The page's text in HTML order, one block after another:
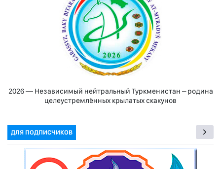
2026 — Независимый нейтральный Туркменистан – родина
целеустремлённых крылатых скакунов
ДЛЯ ПОДПИСЧИКОВ